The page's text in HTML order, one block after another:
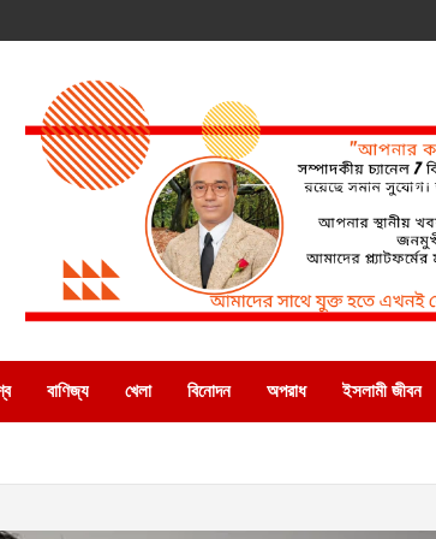
বাণিজ্য খেলা বিনোদন অপরাধ ইসলামী জীবন